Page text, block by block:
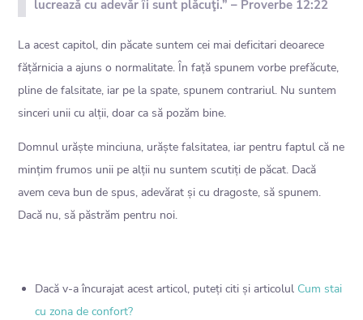
lucrează cu adevăr îi sunt plăcuţi.” – Proverbe 12:22
La acest capitol, din păcate suntem cei mai deficitari deoarece
fățărnicia a ajuns o normalitate. În față spunem vorbe prefăcute,
pline de falsitate, iar pe la spate, spunem contrariul. Nu suntem
sinceri unii cu alții, doar ca să pozăm bine.
Domnul urăște minciuna, urăște falsitatea, iar pentru faptul că ne
mințim frumos unii pe alții nu suntem scutiți de păcat. Dacă
avem ceva bun de spus, adevărat și cu dragoste, să spunem.
Dacă nu, să păstrăm pentru noi.
Dacă v-a încurajat acest articol, puteți citi și articolul Cum stai
cu zona de confort?